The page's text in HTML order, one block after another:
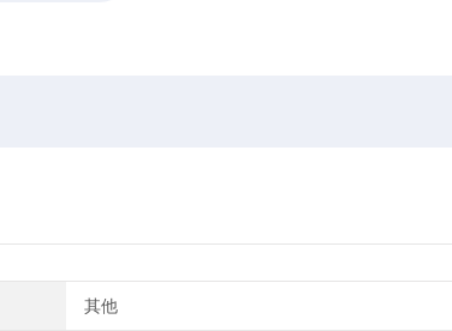
其他